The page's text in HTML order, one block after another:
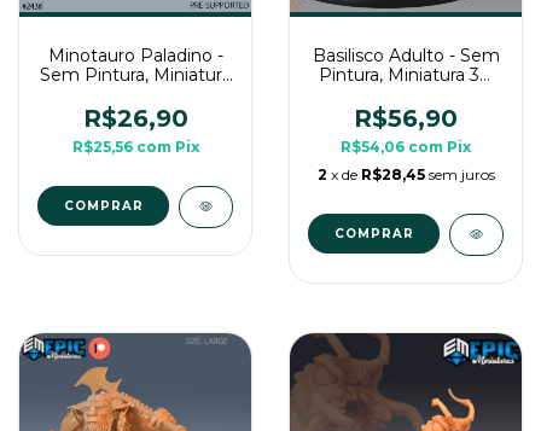
Minotauro Paladino -
Sem Pintura, Miniatura
Mesa
R$26,90
R$25,56 com Pix
COMPRAR
Basilisco Adulto - Sem
Pintura, Miniatura 3D
Mesa
R$56,90
R$54,06 com Pix
2 x de R$28,45 sem juros